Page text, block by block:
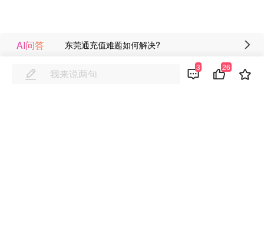
AI问答 东莞通充值难题如何解决?
3 26